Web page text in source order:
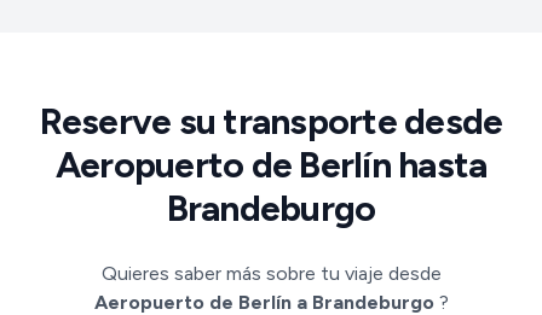
Reserve su transporte desde
Aeropuerto de Berlín hasta
Brandeburgo
Quieres saber más sobre tu viaje desde
Aeropuerto de Berlín a Brandeburgo ?